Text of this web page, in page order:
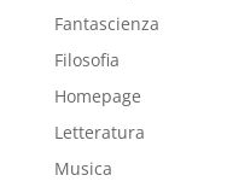
Fantascienza
Filosofia
Homepage
Letteratura
Musica